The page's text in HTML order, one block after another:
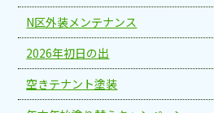
N区外装メンテナンス
2026年初日の出
空きテナント塗装